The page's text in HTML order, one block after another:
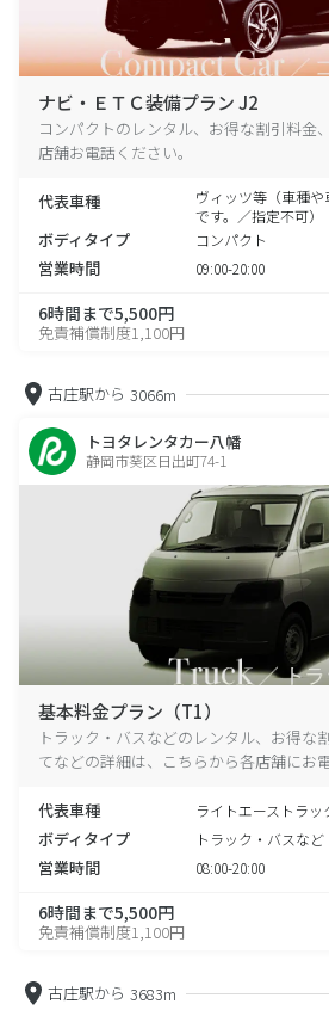
ナビ・ＥＴＣ装備プラン J2
コンパクトのレンタル、お得な割引料金
店舗お電話ください。
代表車種
ヴィッツ等（車種
です。／指定不可）
ボディタイプ コンパクト
営業時間 09:00-20:00
6時間まで5,500円
免責補償制度1,100円
古庄駅から 3066m
トヨタレンタカー八幡
静岡市葵区日出町74-1
基本料金プラン（T1）
トラック・バスなどのレンタル、お得な
てなどの詳細は、こちらから各店舗にお
代表車種 ライトエーストラッ
ボディタイプ トラック・バスなど
営業時間 08:00-20:00
6時間まで5,500円
免責補償制度1,100円
古庄駅から 3683m